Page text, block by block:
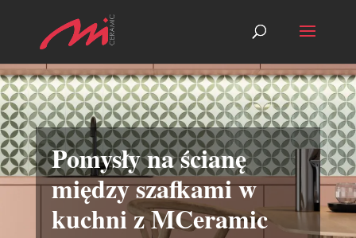
Pomysły na ścianę
między szafkami w
kuchni z MCeramic